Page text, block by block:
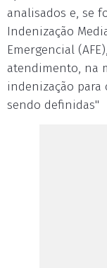
analisados e, se
Indenização
Emergencial
atendimento, na
indenização para
sendo definidas"